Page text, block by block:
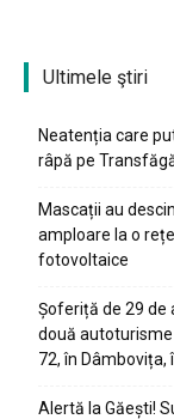
Ultimele ştiri
Neatenția care
râpă pe
Mascații au
amploare la o
fotovoltaice
Șoferiță de 29 de
două
72, în
Alertă la Găești!